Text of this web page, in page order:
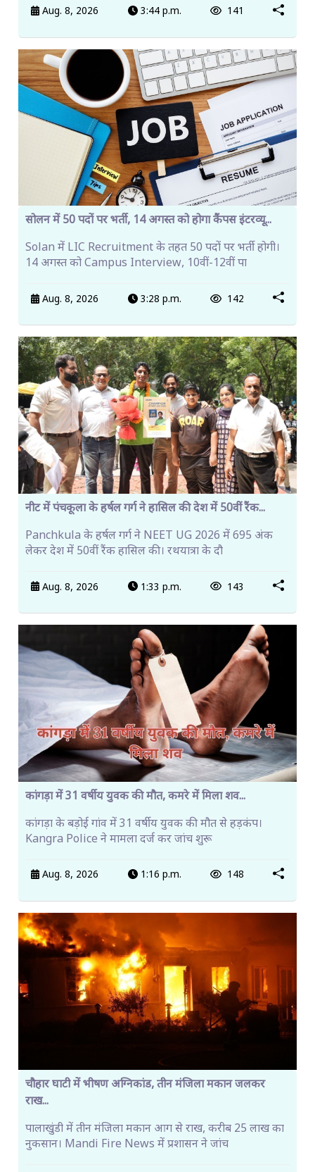
Aug. 8, 2026 3:44 p.m. 141
सोलन में 50 पदों पर भर्ती, 14 अगस्त को होगा कैंपस इंटरव्यू...
Solan में LIC Recruitment के तहत 50 पदों पर भर्ती होगी।
14 अगस्त को Campus Interview, 10वीं-12वीं पा
Aug. 8, 2026 3:28 p.m. 142
नीट में पंचकूला के हर्षल गर्ग ने हासिल की देश में 50वीं रैंक...
Panchkula के हर्षल गर्ग ने NEET UG 2026 में 695 अंक
लेकर देश में 50वीं रैंक हासिल की। रथयात्रा के दौ
Aug. 8, 2026 1:33 p.m. 143
कांगड़ा में 31 वर्षीय युवक की मौत, कमरे में मिला शव...
कांगड़ा के बड़ोई गांव में 31 वर्षीय युवक की मौत से हड़कंप।
Kangra Police ने मामला दर्ज कर जांच शुरू
Aug. 8, 2026 1:16 p.m. 148
चौहार घाटी में भीषण अग्निकांड, तीन मंजिला मकान जलकर
राख...
पालाखुंडी में तीन मंजिला मकान आग से राख, करीब 25 लाख का
नुकसान। Mandi Fire News में प्रशासन ने जांच